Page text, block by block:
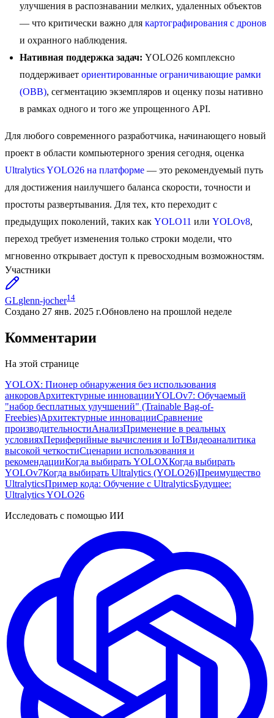
улучшения в распознавании мелких, удаленных объектов
— что критически важно для картографирования с дронов
и охранного наблюдения.
Нативная поддержка задач: YOLO26 комплексно
поддерживает ориентированные ограничивающие рамки
(OBB), сегментацию экземпляров и оценку позы нативно
в рамках одного и того же упрощенного API.
Для любого современного разработчика, начинающего новый
проект в области компьютерного зрения сегодня, оценка
Ultralytics YOLO26 на платформе — это рекомендуемый путь
для достижения наилучшего баланса скорости, точности и
простоты развертывания. Для тех, кто переходит с
предыдущих поколений, таких как YOLO11 или YOLOv8,
переход требует изменения только строки модели, что
мгновенно открывает доступ к превосходным возможностям.
Участники
GLglenn-jocher14
Создано 27 янв. 2025 г.Обновлено на прошлой неделе
Комментарии
На этой странице
YOLOX: Пионер обнаружения без использования
анкоровАрхитектурные инновацииYOLOv7: Обучаемый
"набор бесплатных улучшений" (Trainable Bag-of-
Freebies)Архитектурные инновацииСравнение
производительностиАнализПрименение в реальных
условияхПериферийные вычисления и IoTВидеоаналитика
высокой четкостиСценарии использования и
рекомендацииКогда выбирать YOLOXКогда выбирать
YOLOv7Когда выбирать Ultralytics (YOLO26)Преимущество
UltralyticsПример кода: Обучение с UltralyticsБудущее:
Ultralytics YOLO26
Исследовать с помощью ИИ